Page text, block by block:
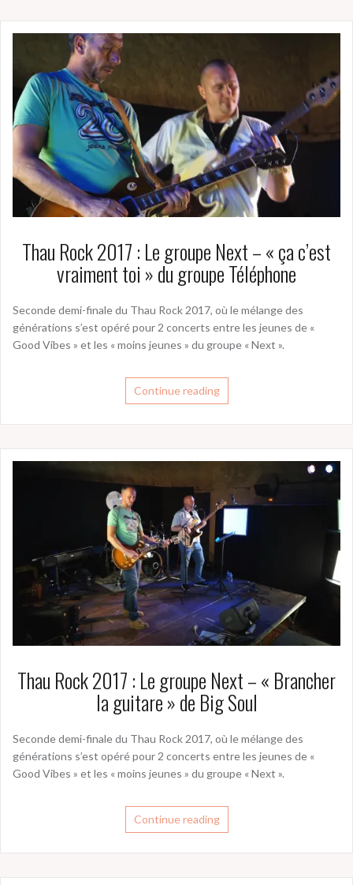
Thau Rock 2017 : Le groupe Next – « ça c’est
vraiment toi » du groupe Téléphone
Seconde demi-finale du Thau Rock 2017, où le mélange des
générations s’est opéré pour 2 concerts entre les jeunes de «
Good Vibes » et les « moins jeunes » du groupe « Next ».
Continue reading
Thau Rock 2017 : Le groupe Next – « Brancher
la guitare » de Big Soul
Seconde demi-finale du Thau Rock 2017, où le mélange des
générations s’est opéré pour 2 concerts entre les jeunes de «
Good Vibes » et les « moins jeunes » du groupe « Next ».
Continue reading